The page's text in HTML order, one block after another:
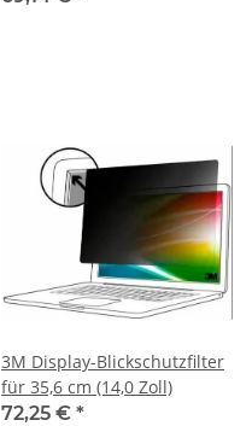
3M Display-Blickschutzfilter
für 35,6 cm (14,0 Zoll)
72,25 € *